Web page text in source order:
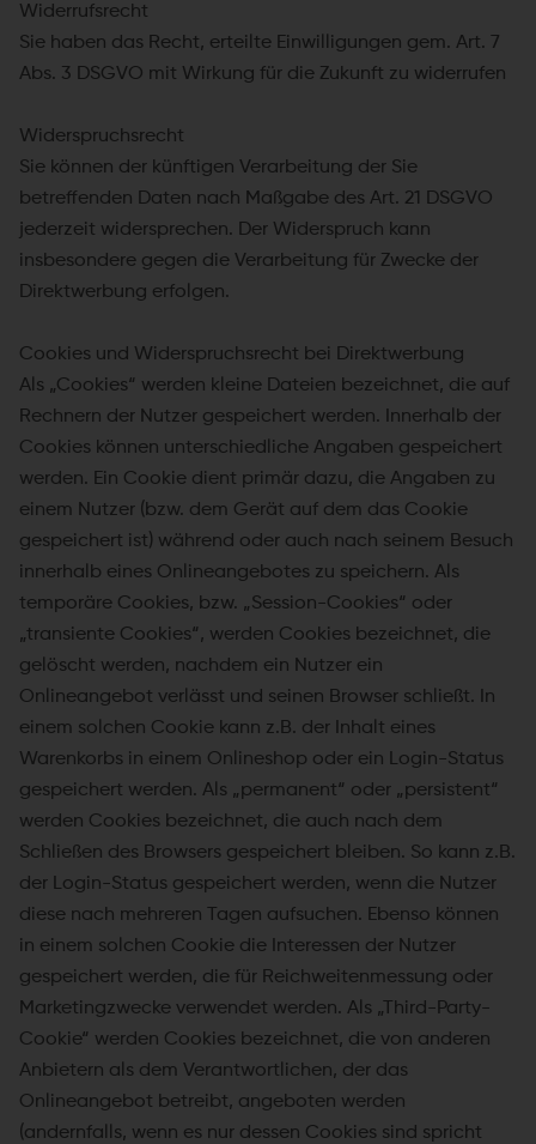
Widerrufsrecht
Sie haben das Recht, erteilte Einwilligungen gem. Art. 7
Abs. 3 DSGVO mit Wirkung für die Zukunft zu widerrufen
Widerspruchsrecht
Sie können der künftigen Verarbeitung der Sie
betreffenden Daten nach Maßgabe des Art. 21 DSGVO
jederzeit widersprechen. Der Widerspruch kann
insbesondere gegen die Verarbeitung für Zwecke der
Direktwerbung erfolgen.
Cookies und Widerspruchsrecht bei Direktwerbung
Als „Cookies“ werden kleine Dateien bezeichnet, die auf
Rechnern der Nutzer gespeichert werden. Innerhalb der
Cookies können unterschiedliche Angaben gespeichert
werden. Ein Cookie dient primär dazu, die Angaben zu
einem Nutzer (bzw. dem Gerät auf dem das Cookie
gespeichert ist) während oder auch nach seinem Besuch
innerhalb eines Onlineangebotes zu speichern. Als
temporäre Cookies, bzw. „Session-Cookies“ oder
„transiente Cookies“, werden Cookies bezeichnet, die
gelöscht werden, nachdem ein Nutzer ein
Onlineangebot verlässt und seinen Browser schließt. In
einem solchen Cookie kann z.B. der Inhalt eines
Warenkorbs in einem Onlineshop oder ein Login-Status
gespeichert werden. Als „permanent“ oder „persistent“
werden Cookies bezeichnet, die auch nach dem
Schließen des Browsers gespeichert bleiben. So kann z.B.
der Login-Status gespeichert werden, wenn die Nutzer
diese nach mehreren Tagen aufsuchen. Ebenso können
in einem solchen Cookie die Interessen der Nutzer
gespeichert werden, die für Reichweitenmessung oder
Marketingzwecke verwendet werden. Als „Third-Party-
Cookie“ werden Cookies bezeichnet, die von anderen
Anbietern als dem Verantwortlichen, der das
Onlineangebot betreibt, angeboten werden
(andernfalls, wenn es nur dessen Cookies sind spricht